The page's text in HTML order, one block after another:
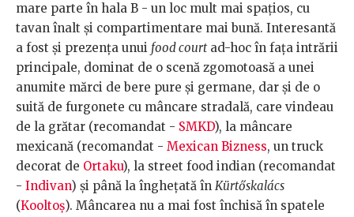
mare parte în hala B - un loc mult mai spațios, cu
tavan înalt și compartimentare mai bună. Interesantă
a fost și prezența unui food courtad-hoc în fața intrării
principale, dominat de o scenă zgomotoasă a unei
anumite mărci de bere pure și germane, dar și de o
suită de furgonete cu mâncare stradală, care vindeau
de la grătar (recomandat - SMKD), la mâncare
mexicană (recomandat - Mexican Bizness, un truck
decorat de Ortaku), la street food indian (recomandat
- Indivan) și până la înghețată în Kürtőskalács
(Kooltoș). Mâncarea nu a mai fost închisă în spatele